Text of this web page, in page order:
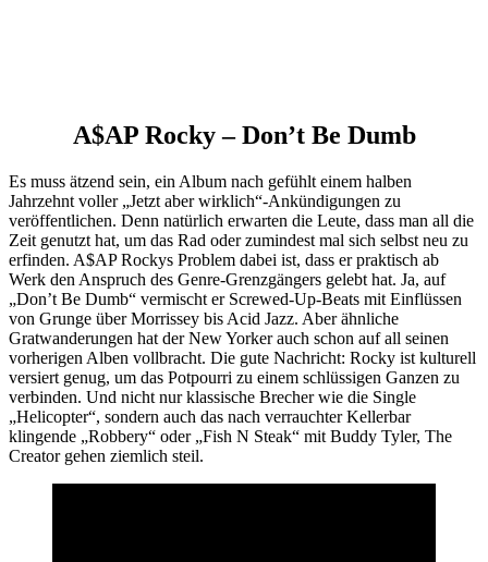
A$AP Rocky – Don’t Be Dumb
Es muss ätzend sein, ein Album nach gefühlt einem halben
Jahrzehnt voller „Jetzt aber wirklich“-Ankündigungen zu
veröffentlichen. Denn natürlich erwarten die Leute, dass man all die
Zeit genutzt hat, um das Rad oder zumindest mal sich selbst neu zu
erfinden. A$AP Rockys Problem dabei ist, dass er praktisch ab
Werk den Anspruch des Genre-Grenzgängers gelebt hat. Ja, auf
„Don’t Be Dumb“ vermischt er Screwed-Up-Beats mit Einflüssen
von Grunge über Morrissey bis Acid Jazz. Aber ähnliche
Gratwanderungen hat der New Yorker auch schon auf all seinen
vorherigen Alben vollbracht. Die gute Nachricht: Rocky ist kulturell
versiert genug, um das Potpourri zu einem schlüssigen Ganzen zu
verbinden. Und nicht nur klassische Brecher wie die Single
„Helicopter“, sondern auch das nach verrauchter Kellerbar
klingende „Robbery“ oder „Fish N Steak“ mit Buddy Tyler, The
Creator gehen ziemlich steil.